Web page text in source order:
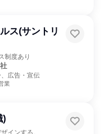
ス(サントリ
制度あり
広告・宣伝
業
)
インする。